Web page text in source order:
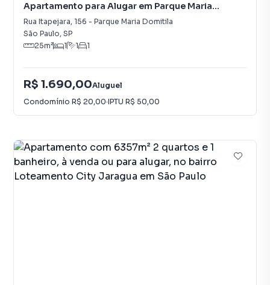
Apartamento para Alugar em Parque Maria
Domitila
Rua Itapejara, 156 - Parque Maria Domitila
São Paulo, SP
25m² 1 1 1
R$ 1.690,00Aluguel
Condomínio R$ 20,00·IPTU R$ 50,00